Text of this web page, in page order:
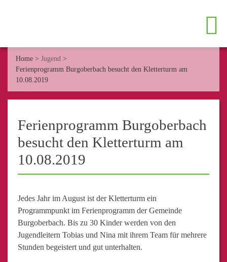
Home > Jugend >
Ferienprogramm Burgoberbach besucht den Kletterturm am
10.08.2019
Ferienprogramm Burgoberbach
besucht den Kletterturm am
10.08.2019
Jedes Jahr im August ist der Kletterturm ein
Programmpunkt im Ferienprogramm der Gemeinde
Burgoberbach. Bis zu 30 Kinder werden von den
Jugendleitern Tobias und Nina mit ihrem Team für mehrere
Stunden begeistert und gut unterhalten.